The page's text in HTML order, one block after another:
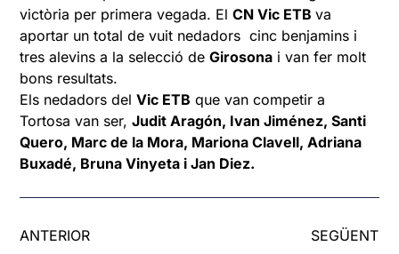
victòria per primera vegada. ElCN Vic ETBva
aportar un total de vuit nedadors cinc benjamins i
tres alevins a la selecció deGirosona i van fer molt
bons resultats.
Els nedadors delVic ETB que van competir a
Tortosa van ser,Judit Aragón, Ivan Jiménez, Santi
Quero, Marc de la Mora, Mariona Clavell, Adriana
Buxadé, Bruna Vinyeta i Jan Diez.
ANTERIOR SEGÜENT